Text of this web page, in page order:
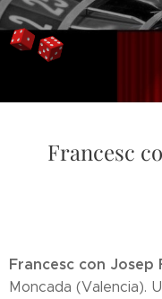
Francesc
Francesc con Josep
Moncada (Valencia).